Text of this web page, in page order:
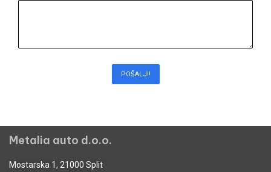
POŠALJI!
Metalia auto d.o.o.
Mostarska 1, 21000 Split